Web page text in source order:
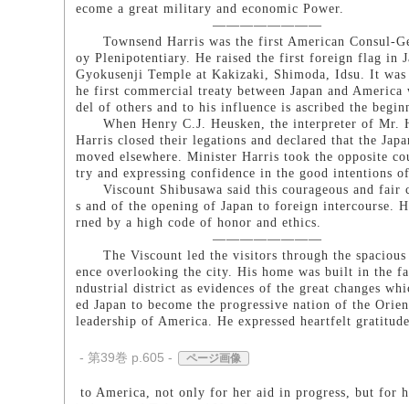
ecome a great military and economic Power.
――――――――
Townsend Harris was the first American Consul-
oy Plenipotentiary. He raised the first foreign flag in
Gyokusenji Temple at Kakizaki, Shimoda, Idsu. It
he first commercial treaty between Japan and
del of others and to his influence is ascribed the
When Henry C.J. Heusken, the interpreter of Mr.
Harris closed their legations and declared that the
moved elsewhere. Minister Harris took the opposite
try and expressing confidence in the good intentions
Viscount Shibusawa said this courageous and fair
s and of the opening of Japan to foreign intercourse.
rned by a high code of honor and ethics.
――――――――
The Viscount led the visitors through the spacious
ence overlooking the city. His home was built in the
ndustrial district as evidences of the great changes
ed Japan to become the progressive nation of the
leadership of America. He expressed heartfelt gratitude
- 第39巻 p.605 - ページ画像
to America, not only for her aid in progress, but for